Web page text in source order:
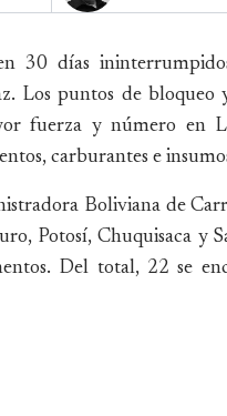
30 días
Los puntos de bloqueo
fuerza y número en
carburantes e
Boliviana de
Potosí, Chuquisaca y
Del total, 22 se